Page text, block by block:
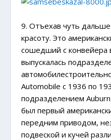
9. Отъехав чуть
красоту. Это
сошедший с конвейера
выпускалась
Automobile с 1936 по
подразделением
был первый
передним приводом,
подвеской и кучей